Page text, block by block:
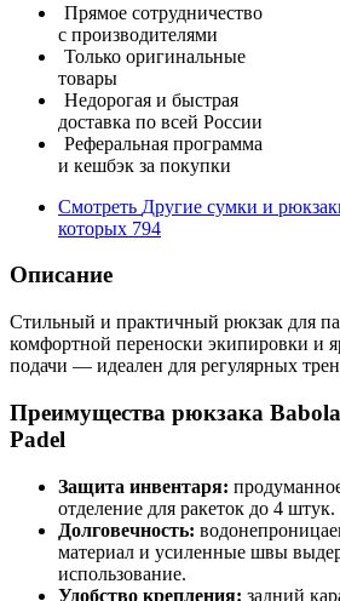
Прямое сотрудничество
с производителями
Только оригинальные
товары
Недорогая и быстрая
доставка по всей России
Реферальная программа
и кешбэк за покупки
Смотреть Другие сумки и
которых 794
Описание
Стильный и практичный рюкзак для
комфортной переноски экипировки и
подачи — идеален для регулярных
Преимущества рюкзака
Padel
Защита инвентаря:
отделение для ракеток до 4 штук.
Долговечность:
материал и усиленные швы
использование.
Удобство крепления: задний